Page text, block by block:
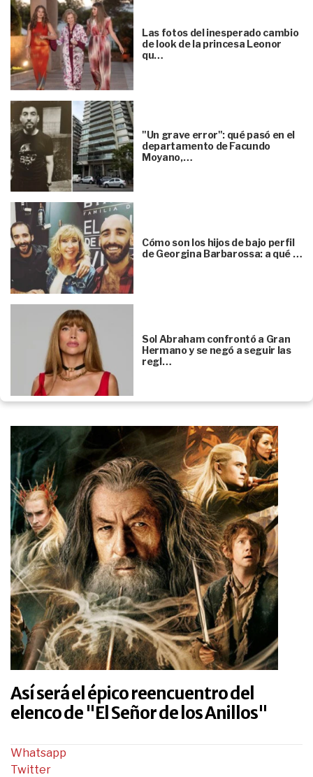
Las fotos del inesperado cambio
de look de la princesa Leonor
qu…
"Un grave error": qué pasó en el
departamento de Facundo
Moyano,…
Cómo son los hijos de bajo perfil
de Georgina Barbarossa: a qué …
Sol Abraham confrontó a Gran
Hermano y se negó a seguir las
regl…
Así será el épico reencuentro del
elenco de "El Señor de los Anillos"
Whatsapp
Twitter